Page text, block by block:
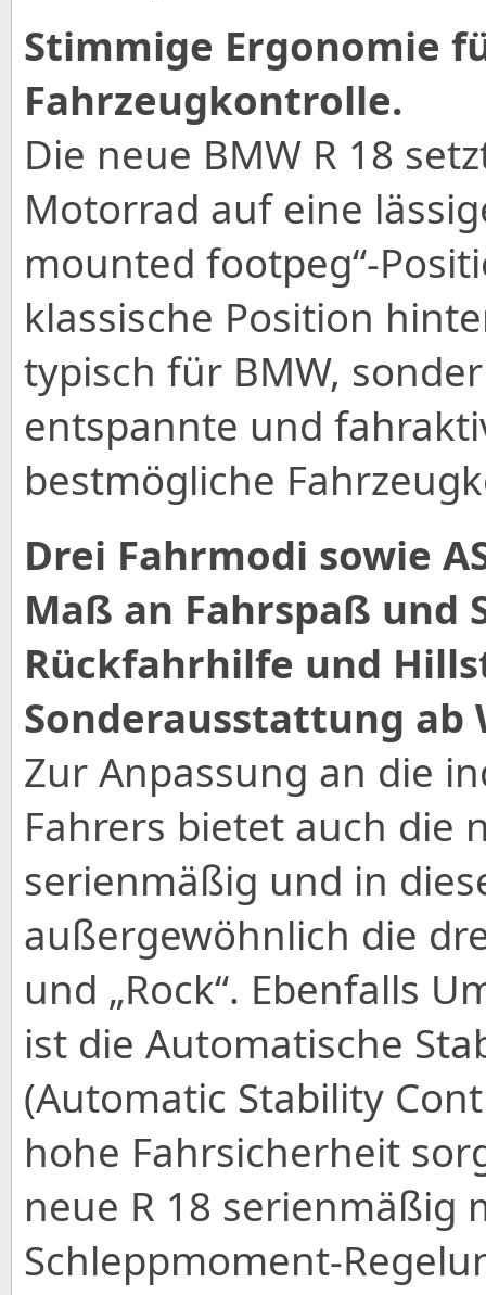
Stimmige Ergonomie
Fahrzeugkontrolle.
Die neue BMW R 18
Motorrad auf eine
mounted footpeg“-
klassische Position
typisch für BMW,
entspannte und
bestmögliche
Drei Fahrmodi sowie
Maß an Fahrspaß und
Rückfahrhilfe und
Sonderausstattung ab
Zur Anpassung an die
Fahrers bietet auch die
serienmäßig und in
außergewöhnlich die
und „Rock“. Ebenfalls
ist die Automatische
(Automatic Stability
hohe Fahrsicherheit
neue R 18 serienmäßig
Schleppmoment-